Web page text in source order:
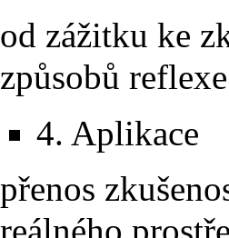
od zážitku ke
způsobů
4. Aplikace
přenos
reálného